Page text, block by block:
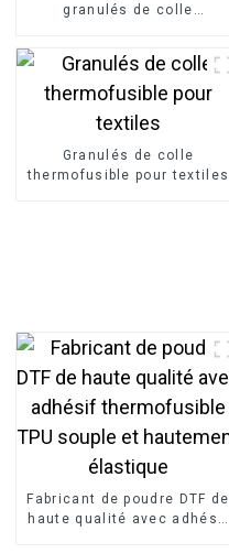
granulés de colle
Granulés de colle
thermofusible pour textiles
Fabricant de poudre DTF de
haute qualité avec adhésif